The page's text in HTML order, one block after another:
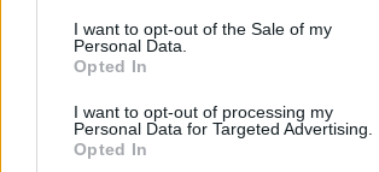
I want to opt-out of the Sale of my
Personal Data.
Opted In
I want to opt-out of processing my
Personal Data for Targeted Advertising.
Opted In